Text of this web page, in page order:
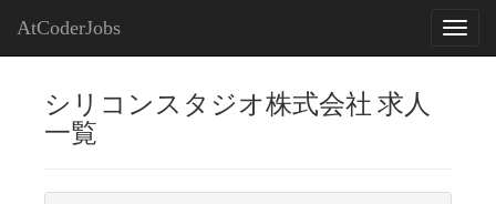
AtCoderJobs
シリコンスタジオ株式会社 求人
一覧